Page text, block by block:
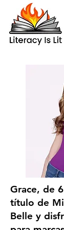
Grace, de
título de
Belle y